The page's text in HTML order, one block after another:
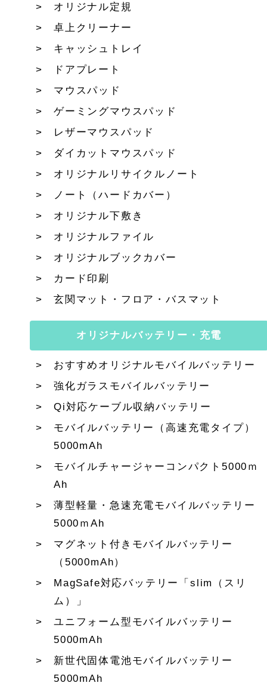
オリジナル定規
卓上クリーナー
キャッシュトレイ
ドアプレート
マウスパッド
ゲーミングマウスパッド
レザーマウスパッド
ダイカットマウスパッド
オリジナルリサイクルノート
ノート（ハードカバー）
オリジナル下敷き
オリジナルファイル
オリジナルブックカバー
カード印刷
玄関マット・フロア・バスマット
オリジナルバッテリー・充電
おすすめオリジナルモバイルバッテリー
強化ガラスモバイルバッテリー
Qi対応ケーブル収納バッテリー
モバイルバッテリー（高速充電タイプ）
5000mAh
モバイルチャージャーコンパクト5000ｍ
Ah
薄型軽量・急速充電モバイルバッテリー
5000ｍAh
マグネット付きモバイルバッテリー
（5000mAh）
MagSafe対応バッテリー「slim（スリ
ム）」
ユニフォーム型モバイルバッテリー
5000mAh
新世代固体電池モバイルバッテリー
5000mAh